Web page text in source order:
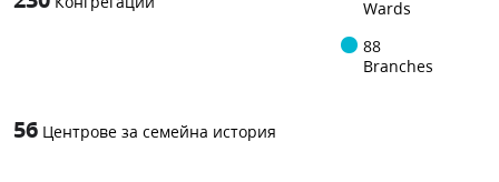
Wards
88
Branches
56 Центрове за семейна история